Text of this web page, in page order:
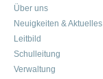
Über uns
Neuigkeiten & Aktuelles
Leitbild
Schulleitung
Verwaltung